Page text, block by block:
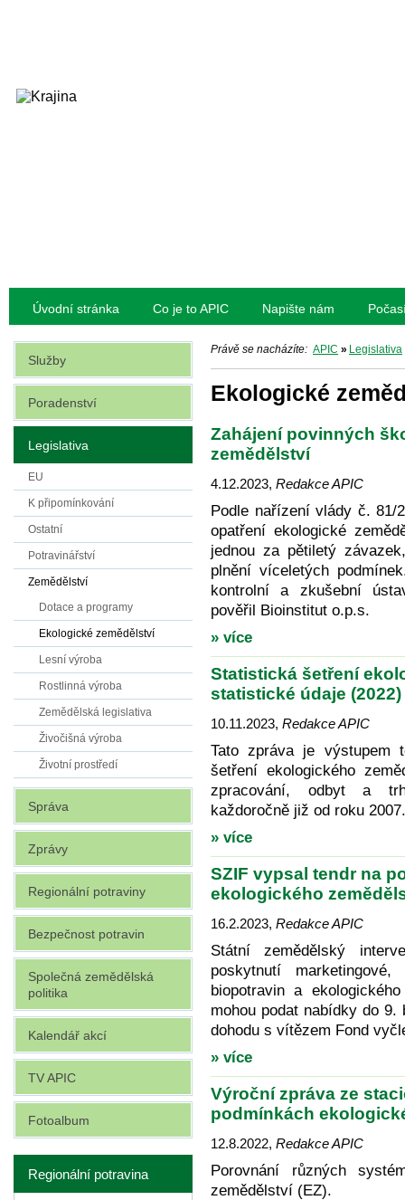
Úvodní stránka Co je to APIC Napište nám
Právě se nacházíte: APIC » Legislativa
Ekologické
Zahájení povinných
zemědělství
4.12.2023, Redakce APIC
Podle nařízení vlády č. 81/
opatření ekologické
jednou za pětiletý
plnění víceletých
kontrolní a zkušební
pověřil Bioinstitut o.p.s.
» více
Statistická šetření
statistické údaje (2022)
10.11.2023, Redakce APIC
Tato zpráva je výstupem
šetření ekologického
zpracování, odbyt a trh
každoročně již od roku 2007.
» více
SZIF vypsal tendr na
ekologického
16.2.2023, Redakce APIC
Státní zemědělský
poskytnutí
biopotravin a
mohou podat nabídky do 9.
dohodu s vítězem Fond
» více
Výroční zpráva ze
podmínkách
12.8.2022, Redakce APIC
Porovnání různých
zemědělství (EZ).
Služby
Poradenství
Legislativa
EU
K připomínkování
Ostatní
Potravinářství
Zemědělství
Dotace a programy
Ekologické zemědělství
Lesní výroba
Rostlinná výroba
Zemědělská legislativa
Živočišná výroba
Životní prostředí
Správa
Zprávy
Regionální potraviny
Bezpečnost potravin
Společná zemědělská
politika
Kalendář akcí
TV APIC
Fotoalbum
Regionální potravina